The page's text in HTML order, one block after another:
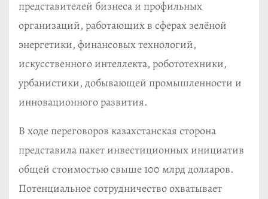
представителей бизнеса и профильных
организаций, работающих в сферах зелёной
энергетики, финансовых технологий,
искусственного интеллекта, робототехники,
урбанистики, добывающей промышленности и
инновационного развития.
В ходе переговоров казахстанская сторона
представила пакет инвестиционных инициатив
общей стоимостью свыше 100 млрд долларов.
Потенциальное сотрудничество охватывает